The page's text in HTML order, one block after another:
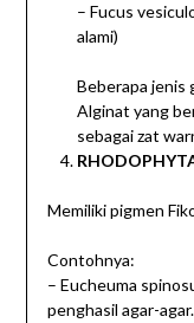
– Fucus
alami)
Beberapa jenis
Alginat yang
sebagai zat
Memiliki pigmen
Contohnya:
– Eucheuma
penghasil agar-agar.